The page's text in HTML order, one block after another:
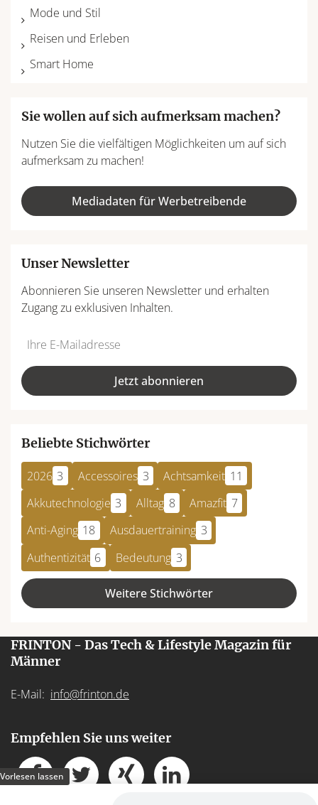
Mode und Stil
Reisen und Erleben
Smart Home
Sie wollen auf sich aufmerksam machen?
Nutzen Sie die vielfältigen Möglichkeiten um auf sich
aufmerksam zu machen!
Mediadaten für Werbetreibende
Unser Newsletter
Abonnieren Sie unseren Newsletter und erhalten
Zugang zu exklusiven Inhalten.
Do
fill
this
*Ihre
Mailadresse:
Jetzt abonnieren
Beliebte Stichwörter
2026 3 Accessoires 3 Achtsamkeit 11
Akkutechnologie 3 Alltag 8 Amazfit 7
Anti-Aging 18 Ausdauertraining 3
Authentizität 6 Bedeutung 3
Weitere Stichwörter
FRINTON - Das Tech & Lifestyle Magazin für
Männer
E-Mail: info@frinton.de
Empfehlen Sie uns weiter